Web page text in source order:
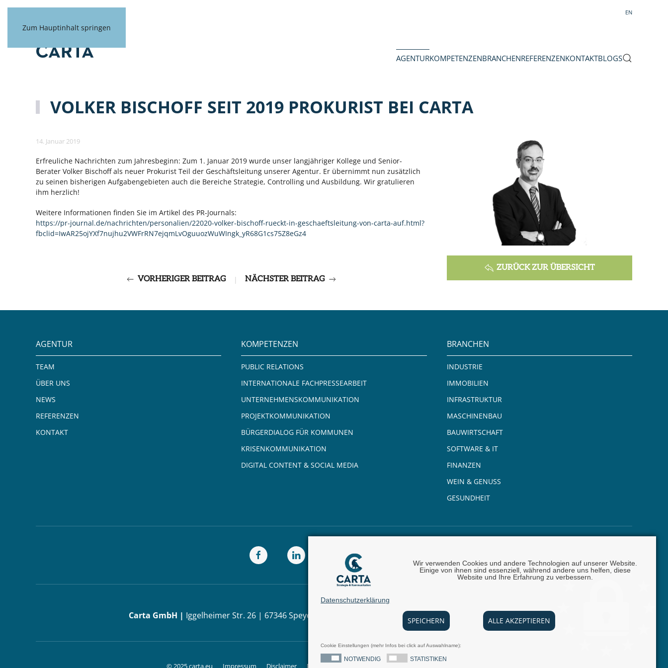
Wir verwenden Cookies und andere Technologien auf unserer Website.
Einige von ihnen sind essenziell, während andere uns helfen, diese
Website und Ihre Erfahrung zu verbessern.
Datenschutzerklärung
SPEICHERN ALLE AKZEPTIEREN
Cookie Einstellungen (mehr Infos bei click auf Auswahlname):
NOTWENDIG STATISTIKEN
Zum Hauptinhalt springen
EN
AGENTURKOMPETENZENBRANCHENREFERENZENKONTAKTBLOGS
VOLKER BISCHOFF SEIT 2019 PROKURIST BEI CARTA
14. Januar 2019
Erfreuliche Nachrichten zum Jahresbeginn: Zum 1. Januar 2019 wurde unser langjähriger Kollege und Senior-
Berater Volker Bischoff als neuer Prokurist Teil der Geschäftsleitung unserer Agentur. Er übernimmt nun zusätzlich
zu seinen bisherigen Aufgabengebieten auch die Bereiche Strategie, Controlling und Ausbildung. Wir gratulieren
ihm herzlich!
Weitere Informationen finden Sie im Artikel des PR-Journals:
https://pr-journal.de/nachrichten/personalien/22020-volker-bischoff-rueckt-in-geschaeftsleitung-von-carta-auf.html?
fbclid=IwAR25ojYXf7nujhu2VWFrRN7ejqmLvOguuozWuWIngk_yR68G1cs75Z8eGz4
VORHERIGER BEITRAG | NÄCHSTER BEITRAG
ZURÜCK ZUR ÜBERSICHT
AGENTUR
TEAM
ÜBER UNS
NEWS
REFERENZEN
KONTAKT
KOMPETENZEN
PUBLIC RELATIONS
INTERNATIONALE FACHPRESSEARBEIT
UNTERNEHMENSKOMMUNIKATION
PROJEKTKOMMUNIKATION
BÜRGERDIALOG FÜR KOMMUNEN
KRISENKOMMUNIKATION
DIGITAL CONTENT & SOCIAL MEDIA
BRANCHEN
INDUSTRIE
IMMOBILIEN
INFRASTRUKTUR
MASCHINENBAU
BAUWIRTSCHAFT
SOFTWARE & IT
FINANZEN
WEIN & GENUSS
GESUNDHEIT
Carta GmbH | Iggelheimer Str. 26 | 67346 Speyer | +49 (0) 62 32 - 100111 - 0 | info @ carta.eu
© 2025 carta.eu Impressum Disclaimer Datenschutz